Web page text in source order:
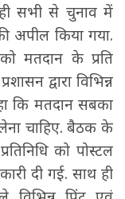
सभी से चुनाव में
अपील किया गया.
को मतदान के प्रति
द्वारा विभिन्न
कि मतदान सबका
चाहिए. बैठक के
को पोस्टल
दी गई. साथ ही